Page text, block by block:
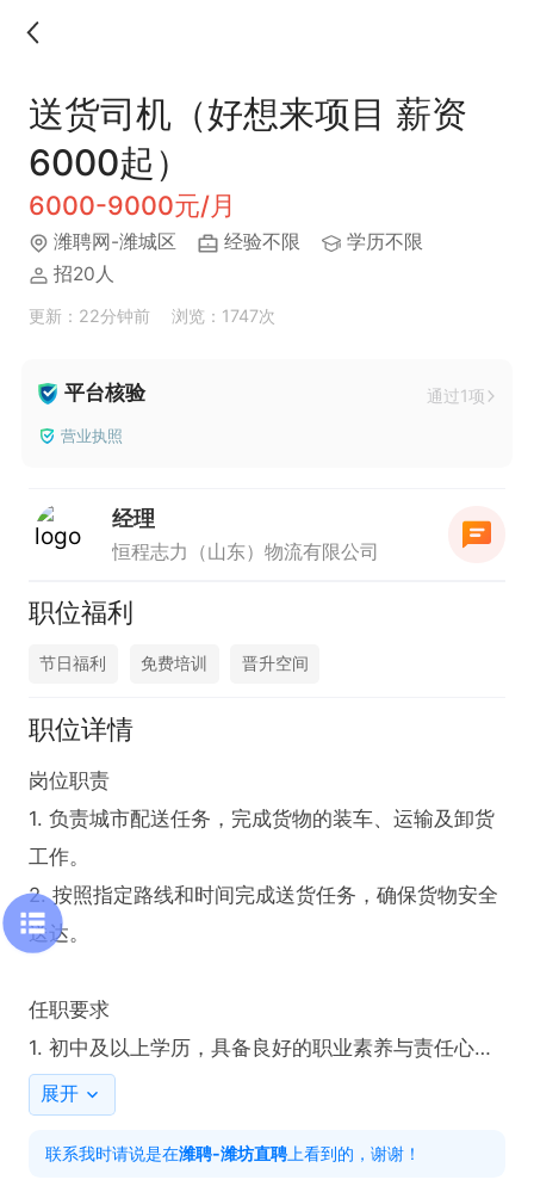
送货司机（好想来项目 薪资
6000起）
6000-9000元/月
潍聘网-潍城区 经验不限
学历不限
招20人
更新：22分钟前 浏览：1747次
平台核验 通过1项
营业执照
经理
恒程志力（山东）物流有限公司
职位福利
节日福利 免费培训 晋升空间
职位详情
岗位职责
1. 负责城市配送任务，完成货物的装车、运输及卸货
工作。
2. 按照指定路线和时间完成送货任务，确保货物安全
送达。
任职要求
1. 初中及以上学历，具备良好的职业素养与责任心。
2. 持有有效驾驶证，带4.2米厢货或者高栏车的司机
展开
联系我时请说是在潍聘-潍坊直聘 上看到的，谢谢！